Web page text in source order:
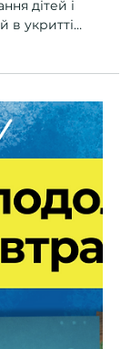
дітей
в укритті
області.
у співпраці
у межах
підтримки
ООН Education